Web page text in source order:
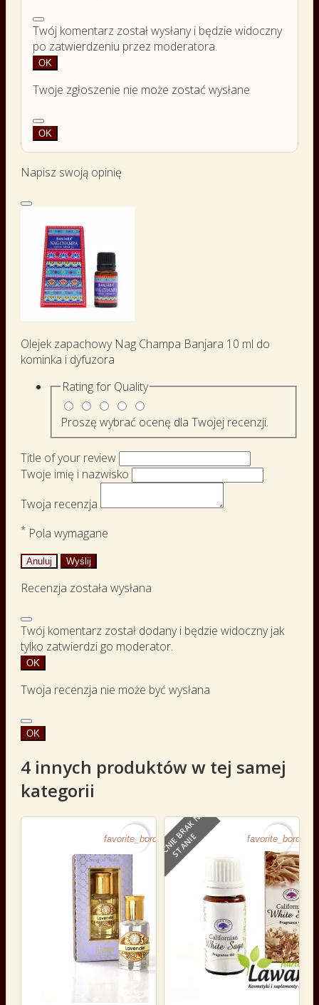
Twój komentarz został wysłany i będzie widoczny
po zatwierdzeniu przez moderatora.
OK
Twoje zgłoszenie nie może zostać wysłane
OK
Napisz swoją opinię
Olejek zapachowy Nag Champa Banjara 10 ml do
kominka i dyfuzora
Rating for Quality
Proszę wybrać ocenę dla Twojej recenzji.
Title of your review
Twoje imię i nazwisko
Twoja recenzja
* Pola wymagane
Anuluj Wyślij
Recenzja została wysłana
Twój komentarz został dodany i będzie widoczny jak
tylko zatwierdzi go moderator.
OK
Twoja recenzja nie może być wysłana
OK
4 innych produktów w tej samej
kategorii
favorite_borderO
B
E
C
N
I
E
B
R
A
K
N
A
S
T
A
N
I
E favorite_border